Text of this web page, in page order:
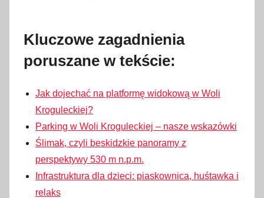
Kluczowe zagadnienia
poruszane w tekście:
Jak dojechać na platformę widokową w Woli
Kroguleckiej?
Parking w Woli Kroguleckiej – nasze wskazówki
Ślimak, czyli beskidzkie panoramy z
perspektywy 530 m n.p.m.
Infrastruktura dla dzieci: piaskownica, huśtawka i
relaks